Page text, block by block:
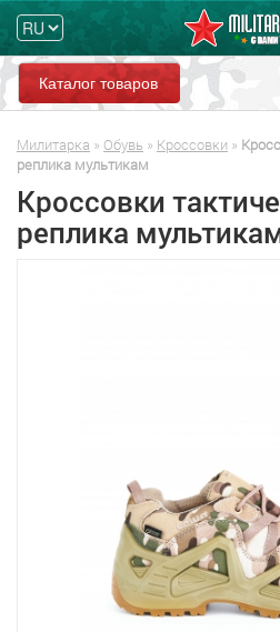
Каталог товаров
Милитарка » Обувь » Кроссовки »
реплика мультикам
Кроссовки
реплика